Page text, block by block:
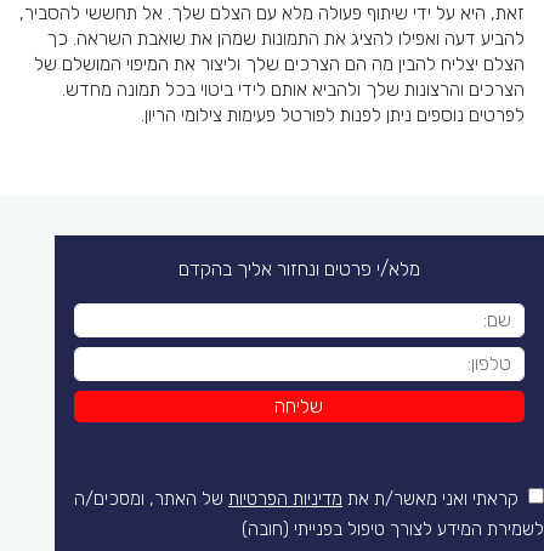
זאת, היא על ידי שיתוף פעולה מלא עם הצלם שלך. אל תחששי להסביר,
להביע דעה ואפילו להציג את התמונות שמהן את שואבת השראה. כך
הצלם יצליח להבין מה הם הצרכים שלך וליצור את המיפוי המושלם של
הצרכים והרצונות שלך ולהביא אותם לידי ביטוי בכל תמונה מחדש.
לפרטים נוספים ניתן לפנות לפורטל פעימות צילומי הריון.
מלא/י פרטים ונחזור אליך בהקדם
קראתי ואני מאשר/ת את מדיניות הפרטיות של האתר, ומסכים/ה
לשמירת המידע לצורך טיפול בפנייתי (חובה)